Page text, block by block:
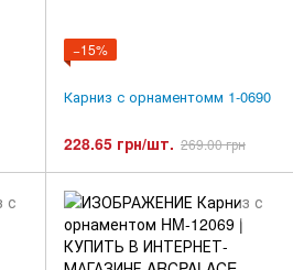
−15%
Карниз с орнаментомм 1-0690
228.65 грн/шт. 269.00 грн